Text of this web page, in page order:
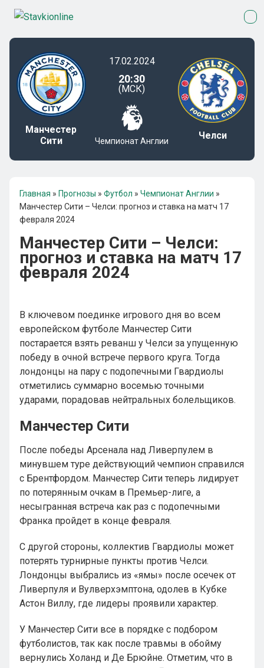
Манчестер
Сити
17.02.2024
20:30
(МСК)
Чемпионат Англии Челси
Главная » Прогнозы » Футбол » Чемпионат Англии »
Манчестер Сити – Челси: прогноз и ставка на матч 17
февраля 2024
Манчестер Сити – Челси:
прогноз и ставка на матч 17
февраля 2024
В ключевом поединке игрового дня во всем
европейском футболе Манчестер Сити
постарается взять реванш у Челси за упущенную
победу в очной встрече первого круга. Тогда
лондонцы на пару с подопечными Гвардиолы
отметились суммарно восемью точными
ударами, порадовав нейтральных болельщиков.
Манчестер Сити
После победы Арсенала над Ливерпулем в
минувшем туре действующий чемпион справился
с Брентфордом. Манчестер Сити теперь лидирует
по потерянным очкам в Премьер-лиге, а
несыгранная встреча как раз с подопечными
Франка пройдет в конце февраля.
С другой стороны, коллектив Гвардиолы может
потерять турнирные пункты против Челси.
Лондонцы выбрались из «ямы» после осечек от
Ливерпуля и Вулверхэмптона, одолев в Кубке
Астон Виллу, где лидеры проявили характер.
У Манчестер Сити все в порядке с подбором
футболистов, так как после травмы в обойму
вернулись Холанд и Де Брюйне. Отметим, что в